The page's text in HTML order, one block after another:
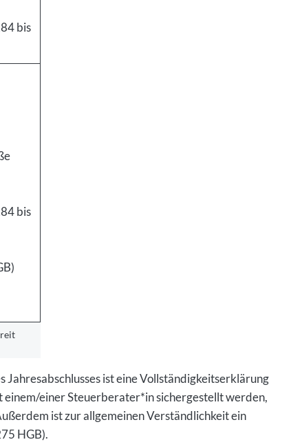
bis
bis
ist eine Vollständigkeitserklärung
einem/einer Steuerberater*in sichergestellt werden,
ist zur allgemeinen Verständlichkeit ein
HGB).